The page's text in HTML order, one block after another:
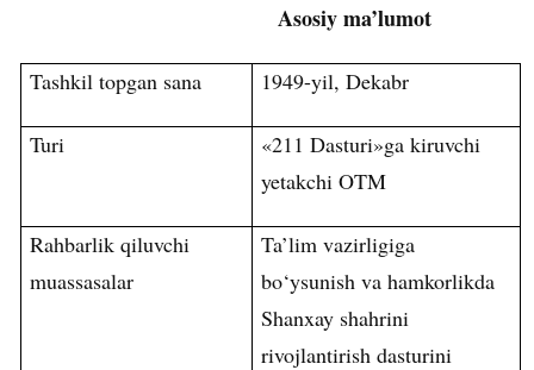
Asosiy ma’lumot
Tashkil topgan sana 1949-yil, Dekabr
Turi
«211 Dasturi»ga kiruvchi
yetakchi OTM
Rahbarlik qiluvchi
muassasalar
Ta’lim vazirligiga
bo‘ysunish va hamkorlikda
Shanxay shahrini
rivojlantirish dasturini